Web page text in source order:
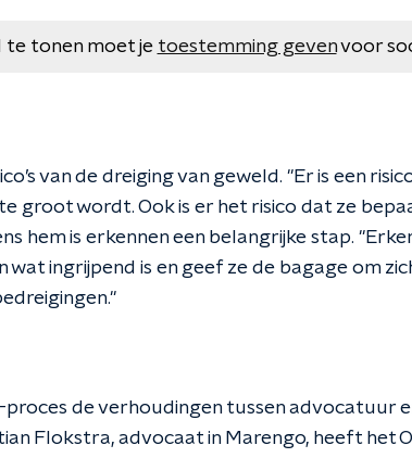
te tonen moet je toestemming gevenvoor
van de dreiging van geweld. ''Er is een
groot wordt. Ook is er het risico dat ze
hem is erkennen een belangrijke stap.
wat ingrijpend is en geef ze de bagage om
de verhoudingen tussen advocatuur
Flokstra, advocaat in Marengo, heeft het